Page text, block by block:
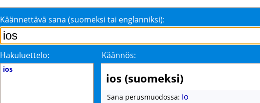
Käännettävä sana (suomeksi tai englanniksi):
Hakuluettelo: Käännös:
ios
ios (suomeksi)
Sana perusmuodossa: io